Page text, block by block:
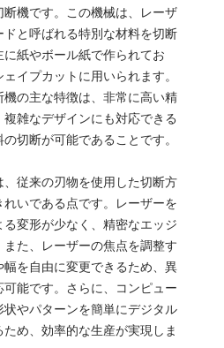
機です。この機械は、レーザ
と呼ばれる特別な材料を切断
紙やボール紙で作られてお
イプカットに用いられます。
の主な特徴は、非常に高い精
雑なデザインにも対応できる
切断が可能であることです。
従来の刃物を使用した切断方
いである点です。レーザーを
変形が少なく、精密なエッジ
た、レーザーの焦点を調整す
を自由に変更できるため、異
能です。さらに、コンピュー
やパターンを簡単にデジタル
め、効率的な生産が実現しま